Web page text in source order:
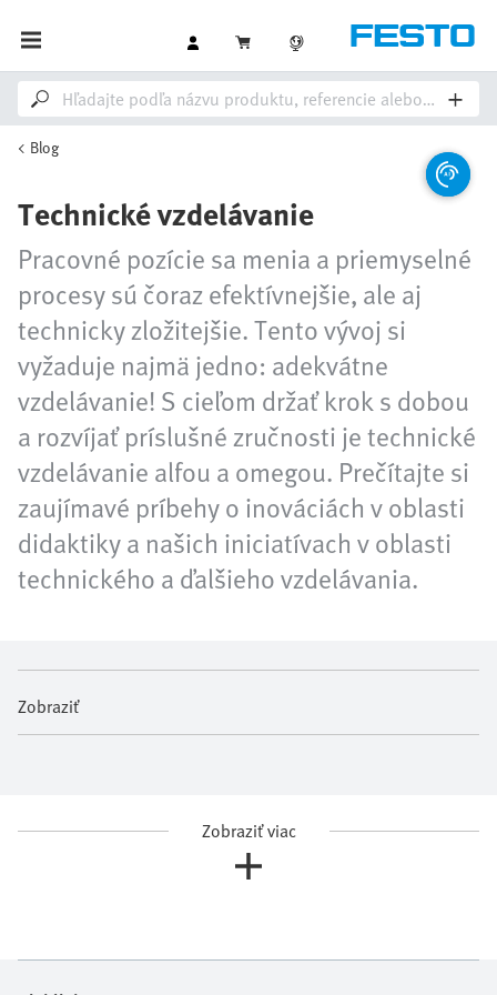
Blog
Technické vzdelávanie
Pracovné pozície sa menia a priemyselné
procesy sú čoraz efektívnejšie, ale aj
technicky zložitejšie. Tento vývoj si
vyžaduje najmä jedno: adekvátne
vzdelávanie! S cieľom držať krok s dobou
a rozvíjať príslušné zručnosti je technické
vzdelávanie alfou a omegou. Prečítajte si
zaujímavé príbehy o inováciách v oblasti
didaktiky a našich iniciatívach v oblasti
technického a ďalšieho vzdelávania.
Zobraziť
Zobraziť viac